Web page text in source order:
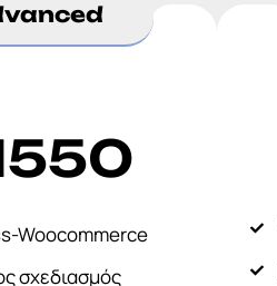
Woocommerce
σχεδιασμός